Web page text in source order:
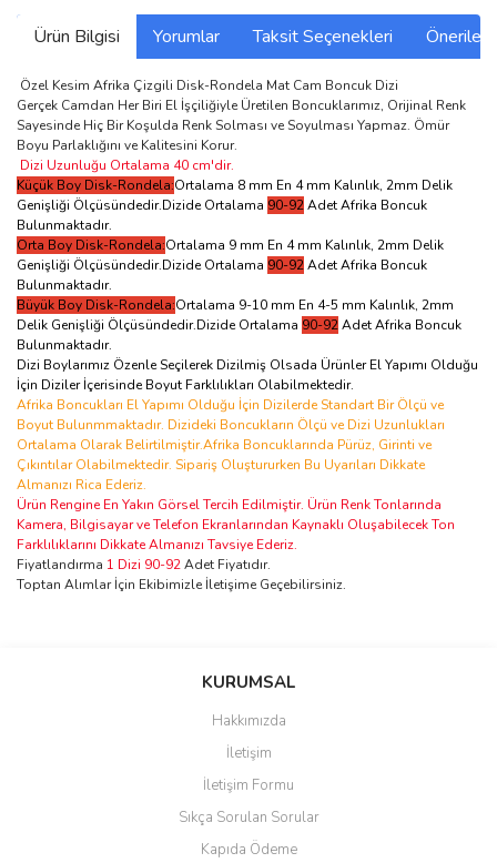
Ürün Bilgisi Yorumlar Taksit Seçenekleri
Özel Kesim Afrika Çizgili Disk-Rondela Mat Cam Boncuk Dizi
Gerçek Camdan Her Biri El İşçiliğiyle Üretilen Boncuklarımız, Orijinal Renk
Sayesinde Hiç Bir Koşulda Renk Solması ve Soyulması Yapmaz. Ömür
Boyu Parlaklığını ve Kalitesini Korur.
Dizi Uzunluğu Ortalama 40 cm'dir.
Küçük Boy Disk-Rondela:Ortalama 8 mm En 4 mm Kalınlık, 2mm Delik
Genişliği Ölçüsündedir.Dizide Ortalama 90-92Adet Afrika Boncuk
Bulunmaktadır.
Orta Boy Disk-Rondela:Ortalama 9 mm En 4 mm Kalınlık, 2mm Delik
Genişliği Ölçüsündedir.Dizide Ortalama 90-92Adet Afrika Boncuk
Bulunmaktadır.
Büyük Boy Disk-Rondela:Ortalama 9-10 mm En 4-5 mm Kalınlık, 2mm
Delik Genişliği Ölçüsündedir.Dizide Ortalama 90-92Adet Afrika Boncuk
Bulunmaktadır.
Dizi Boylarımız Özenle Seçilerek Dizilmiş Olsada Ürünler El Yapımı Olduğu
İçin Diziler İçerisinde Boyut Farklılıkları Olabilmektedir.
Afrika Boncukları El Yapımı Olduğu İçin Dizilerde Standart Bir Ölçü ve
Boyut Bulunmmaktadır. Dizideki Boncukların Ölçü ve Dizi Uzunlukları
Ortalama Olarak Belirtilmiştir.Afrika Boncuklarında Pürüz, Girinti ve
Çıkıntılar Olabilmektedir. Sipariş Oluştururken Bu Uyarıları Dikkate
Almanızı Rica Ederiz.
Ürün Rengine En Yakın Görsel Tercih Edilmiştir. Ürün Renk Tonlarında
Kamera, Bilgisayar ve Telefon Ekranlarından Kaynaklı Oluşabilecek Ton
Farklılıklarını Dikkate Almanızı Tavsiye Ederiz.
Fiyatlandırma 1 Dizi 90-92Adet Fiyatıdır.
Toptan Alımlar İçin Ekibimizle İletişime Geçebilirsiniz.
Bu ürüne ilk yorumu siz yapın!
Yorum Yaz
Ürün resmi kalitesiz, bozuk veya görüntülenemiyor.
Ürün açıklamasında eksik bilgiler bulunuyor.
Ürün bilgilerinde hatalar bulunuyor.
Ürün fiyatı diğer sitelerden daha pahalı.
KURUMSAL
Hakkımızda
İletişim
İletişim Formu
Sıkça Sorulan Sorular
Kapıda Ödeme